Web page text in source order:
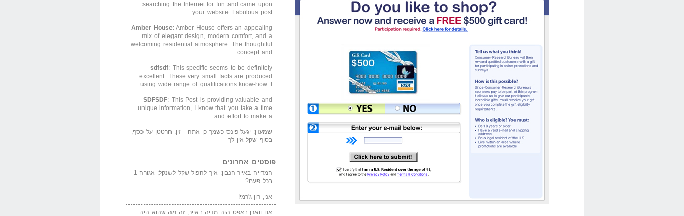
searching the Internet for fun and came upon
your website. Fabulous post. ...
Amber House: Amber House offers an appealing
mix of elegant design, modern comfort, and a
welcoming residential atmosphere. The thoughtful
concept and ...
sdfsdf: This specific seems to be definitely
excellent. These very small facts are produced
using wide range of qualifications know-how. I ...
SDFSDF: This Post is providing valuable and
unique information, I know that you take a time
and effort to make a ...
שמעון: יגעל פינס כשמך כן אתה - זין. חרטטן על כסף,
בסוף שקל אין לך
פוסטים אחרונים
המדייה באייר הנבון: איך להפול שקל לשנקל; אגורה 1
בכל פעם?
אני, רון ג'רמי!
אם ווארן באפט היה מדיה באייר, זה מה שהוא היה